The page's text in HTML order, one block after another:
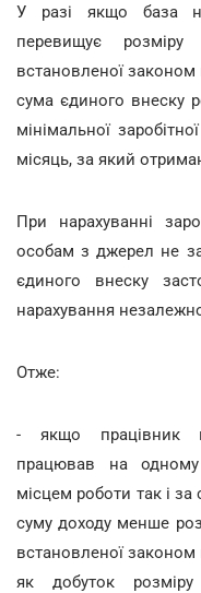
У разі якщо база
перевищує розміру
встановленої законом
сума єдиного внеску
мінімальної
місяць, за який
При нарахуванні
особам з джерел не
єдиного внеску
нарахування незалежно
Отже:
- якщо працівник
працював на
місцем роботи так і
суму доходу менше
встановленої законом
як добуток розміру